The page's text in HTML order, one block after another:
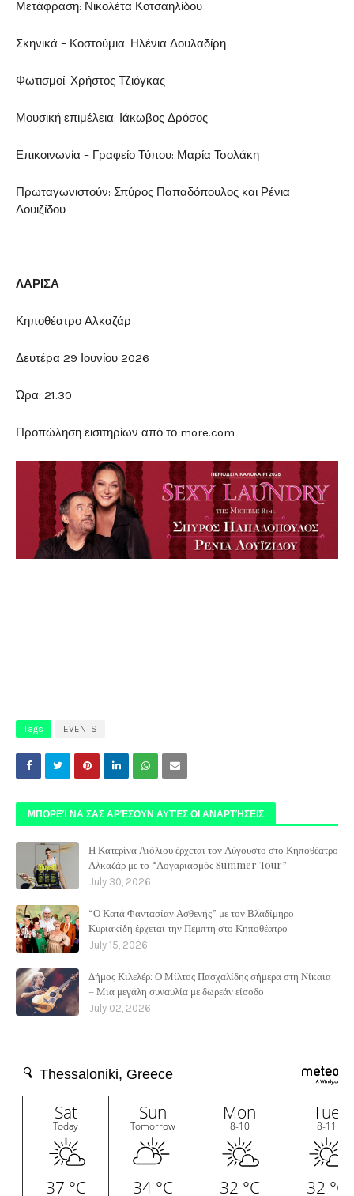
Μετάφραση: Νικολέτα Κοτσαηλίδου
Σκηνικά – Κοστούμια: Ηλένια Δουλαδίρη
Φωτισμοί: Χρήστος Τζιόγκας
Μουσική επιμέλεια: Ιάκωβος Δρόσος
Επικοινωνία – Γραφείο Τύπου: Μαρία Τσολάκη
Πρωταγωνιστούν: Σπύρος Παπαδόπουλος και Ρένια
Λουιζίδου
ΛΑΡΙΣΑ
Κηποθέατρο Αλκαζάρ
Δευτέρα 29 Ιουνίου 2026
Ώρα: 21.30
Προπώληση εισιτηρίων από το more.com
Tags EVENTS
ΜΠΟΡΕΊ ΝΑ ΣΑΣ ΑΡΈΣΟΥΝ ΑΥΤΈΣ ΟΙ ΑΝΑΡΤΉΣΕΙΣ
Η Κατερίνα Λιόλιου έρχεται τον Αύγουστο στο Κηποθέατρο
Αλκαζάρ με το “Λογαριασμός Summer Tour”
July 30, 2026
“Ο Κατά Φαντασίαν Ασθενής” με τον Βλαδίμηρο
Κυριακίδη έρχεται την Πέμπτη στο Κηποθέατρο
July 15, 2026
Δήμος Κιλελέρ: Ο Μίλτος Πασχαλίδης σήμερα στη Νίκαια
– Μια μεγάλη συναυλία με δωρεάν είσοδο
July 02, 2026